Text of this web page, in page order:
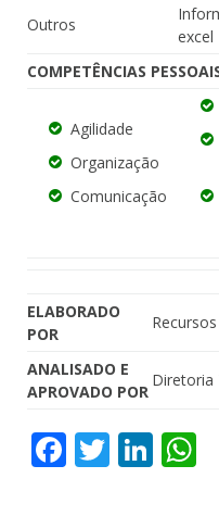
Outros
excel
COMPETÊNCIAS
Agilidade
Organização
Comunicação
ELABORADO
POR
ANALISADO E
APROVADO POR
Diretoria
Facebook
Twitter